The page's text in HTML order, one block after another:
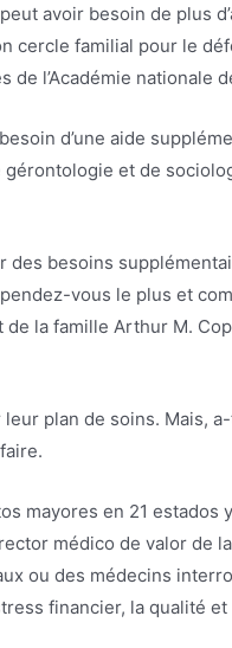
avoir besoin de plus
cercle familial pour le
de l’Académie nationale
d’une aide
et de
besoins
vous le plus et
la famille Arthur M.
plan de soins. Mais,
mayores en 21 estados
médico de valor de
ou des médecins
financier, la qualité